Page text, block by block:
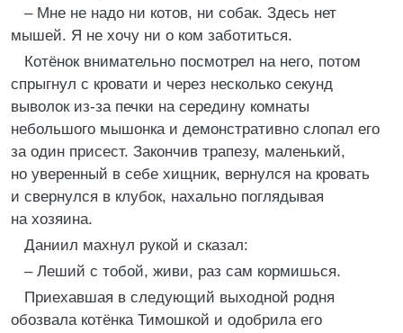
– Мне не надо ни котов, ни собак. Здесь нет
мышей. Я не хочу ни о ком заботиться.
Котёнок внимательно посмотрел на него, потом
спрыгнул с кровати и через несколько секунд
выволок из-за печки на середину комнаты
небольшого мышонка и демонстративно слопал его
за один присест. Закончив трапезу, маленький,
но уверенный в себе хищник, вернулся на кровать
и свернулся в клубок, нахально поглядывая
на хозяина.
Даниил махнул рукой и сказал:
– Леший с тобой, живи, раз сам кормишься.
Приехавшая в следующий выходной родня
обозвала котёнка Тимошкой и одобрила его